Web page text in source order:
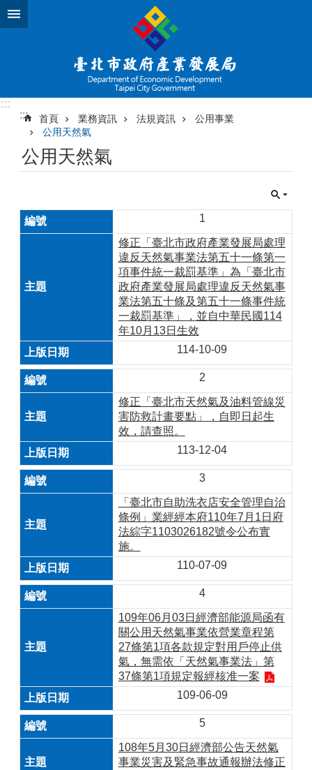
跳到主要內容區塊
:::
:::
首頁 業務資訊 法規資訊
公用事業
公用天然氣
公用天然氣
1
修正「臺北市政府產業發展局處理
違反天然氣事業法第五十一條第一
項事件統一裁罰基準」為「臺北市
政府產業發展局處理違反天然氣事
業法第五十條及第五十一條事件統
一裁罰基準」，並自中華民國114
年10月13日生效
114-10-09
2
修正「臺北市天然氣及油料管線災
害防救計畫要點」，自即日起生
效，請查照。
113-12-04
3
「臺北市自助洗衣店安全管理自治
條例」業經經本府110年7月1日府
法綜字1103026182號令公布實
施。
110-07-09
4
109年06月03日經濟部能源局函有
關公用天然氣事業依營業章程第
27條第1項各款規定對用戶停止供
氣，無需依「天然氣事業法」第
37條第1項規定報經核准一案
109-06-09
5
108年5月30日經濟部公告天然氣
事業災害及緊急事故通報辦法修正